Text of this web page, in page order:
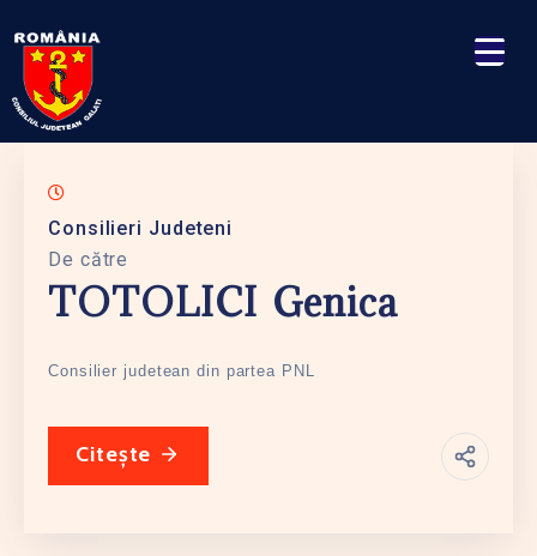
Consilieri Judeteni
De către
TOTOLICI Genica
Consilier judetean din partea PNL
Citește